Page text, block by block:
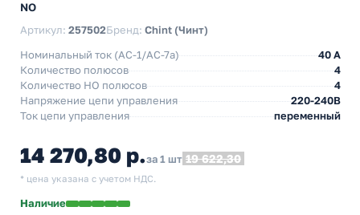
NO
Артикул: 257502Бренд: Chint (Чинт)
Номинальный ток (АС-1/AC-7a)
40 A
Количество полюсов
4
Количество НO полюсов
4
Напряжение цепи управления
220-240В
Ток цепи управления
переменный
14 270,80 р.за 1 шт 19 622,30
* цена указана с учетом НДС.
Наличие